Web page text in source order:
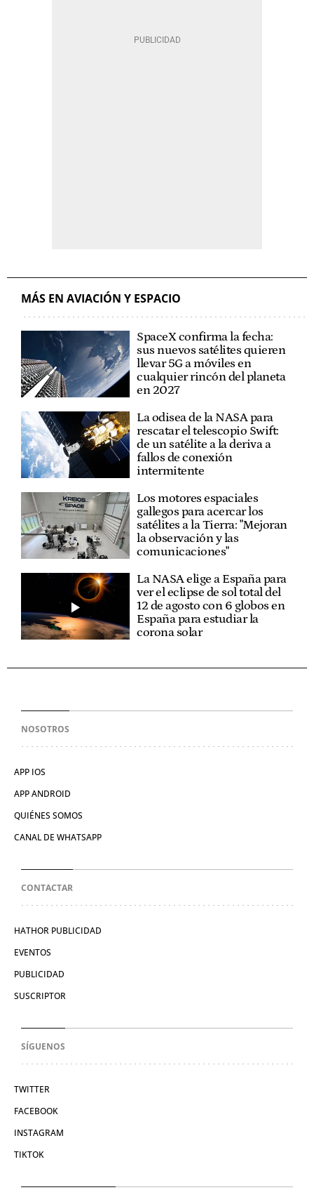
MÁS EN AVIACIÓN Y ESPACIO
SpaceX confirma la fecha:
sus nuevos satélites quieren
llevar 5G a móviles en
cualquier rincón del planeta
en 2027
La odisea de la NASA para
rescatar el telescopio Swift:
de un satélite a la deriva a
fallos de conexión
intermitente
Los motores espaciales
gallegos para acercar los
satélites a la Tierra: "Mejoran
la observación y las
comunicaciones"
La NASA elige a España para
ver el eclipse de sol total del
12 de agosto con 6 globos en
España para estudiar la
corona solar
NOSOTROS
APP IOS
APP ANDROID
QUIÉNES SOMOS
CANAL DE WHATSAPP
CONTACTAR
HATHOR PUBLICIDAD
EVENTOS
PUBLICIDAD
SUSCRIPTOR
SÍGUENOS
TWITTER
FACEBOOK
INSTAGRAM
TIKTOK